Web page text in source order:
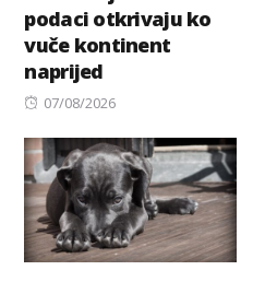
podaci otkrivaju ko
vuče kontinent
naprijed
Posted
07/08/2026